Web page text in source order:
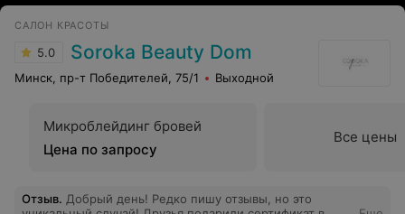
САЛОН КРАСОТЫ
5.0 Soroka Beauty Dom
Минск, пр-т Победителей, 75/1 Выходной
Микроблейдинг бровей
Цена по запросу
Все цены
Отзыв. Добрый день! Редко пишу отзывы, но это